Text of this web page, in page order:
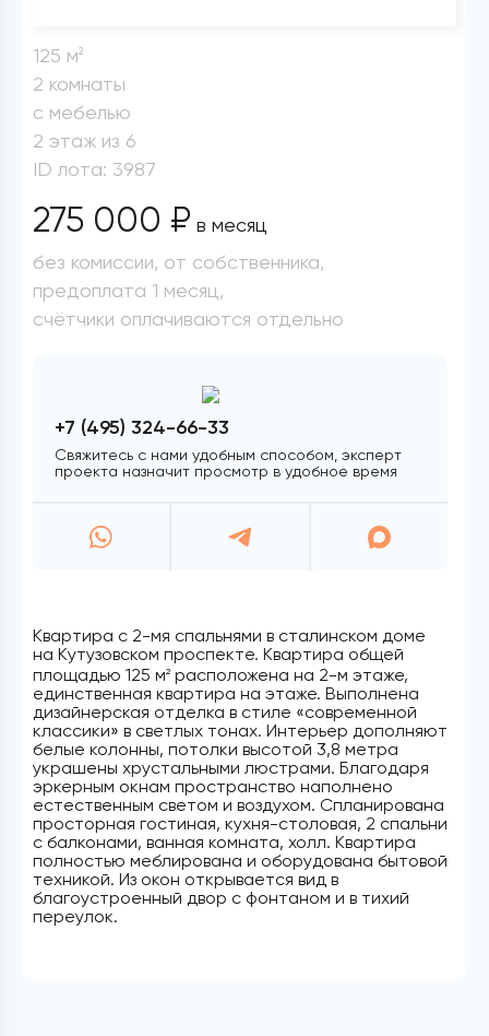
Квартира с 2-мя спальнями в сталинском доме
на Кутузовском проспекте. Квартира общей
площадью 125 м2 расположена на 2-м этаже,
единственная квартира на этаже. Выполнена
дизайнерская отделка в стиле «современной
классики» в светлых тонах. Интерьер дополняют
белые колонны, потолки высотой 3,8 метра
украшены хрустальными люстрами. Благодаря
эркерным окнам пространство наполнено
естественным светом и воздухом. Спланирована
просторная гостиная, кухня-столовая, 2 спальни
с балконами, ванная комната, холл. Квартира
полностью меблирована и оборудована бытовой
техникой. Из окон открывается вид в
благоустроенный двор с фонтаном и в тихий
переулок.
125 м2
2 комнаты
с мебелью
2 этаж из 6
ID лота: 3987
275 000 ₽ в месяц
без комиссии, от собственника,
предоплата 1 месяц,
счётчики оплачиваются отдельно
+7 (495) 324-66-33
Свяжитесь с нами удобным способом, эксперт
проекта назначит просмотр в удобное время